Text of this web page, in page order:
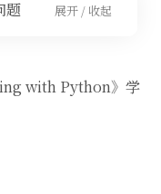
题 展开 / 收起
with Python》学